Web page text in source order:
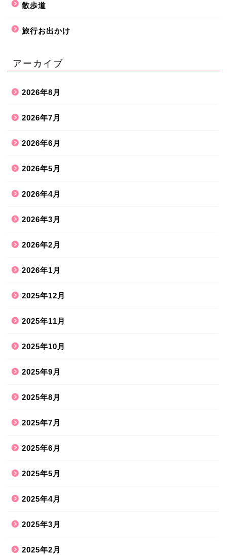
散歩道
旅行お出かけ
アーカイブ
2026年8月
2026年7月
2026年6月
2026年5月
2026年4月
2026年3月
2026年2月
2026年1月
2025年12月
2025年11月
2025年10月
2025年9月
2025年8月
2025年7月
2025年6月
2025年5月
2025年4月
2025年3月
2025年2月